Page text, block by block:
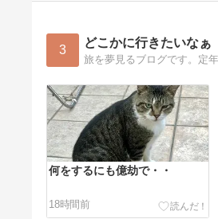
3 どこかに行きたいなぁ
旅を夢見るブログです。定
何をするにも億劫で・・
18時間前